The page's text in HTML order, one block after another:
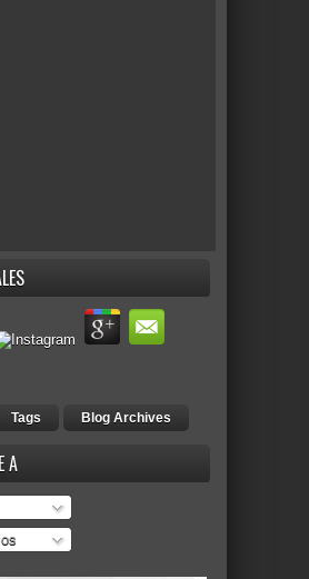
Tags Blog Archives
A